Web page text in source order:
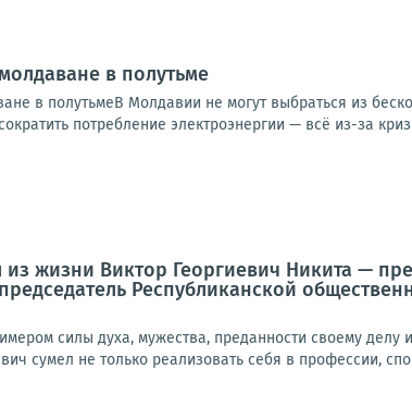
в полутьме
в полутьмеВ Молдавии не могут выбраться из
потребление электроэнергии — всё из-за
жизни Виктор Георгиевич Никита —
Республиканской
силы духа, мужества, преданности своему
сумел не только реализовать себя в профессии,